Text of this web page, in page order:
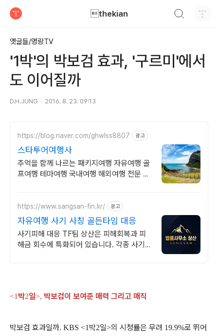
thekian
옛글들/명랑TV
'1박'의 박보검 효과, '구르미'에서
도 이어질까
D.H.JUNG 2016. 8. 23. 09:13
https://blog.naver.com/ghwlss8807 광고
스타투어여행사
추억을 함께 나르는 패키지여행 자유여행 골
프여행 테마여행 국내여행 해외여행 전문 상
https://www.sangsan-fin.kr/ 광고
자유여행 사기 사칭 골든타임 대응
사기피해 대응 TF팀 상산은 피해회복과 피
해금 회수에 특화되어 있습니다. 각종 사기
<1 박2일>, 박보검이 보여준 매력 그리고 매직
박보검 효과일까. KBS <1 박2일>의 시청률은 무려 19.9%로 뛰어